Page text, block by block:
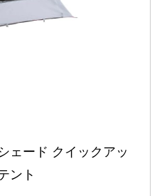
ェード クイックアッ
ント